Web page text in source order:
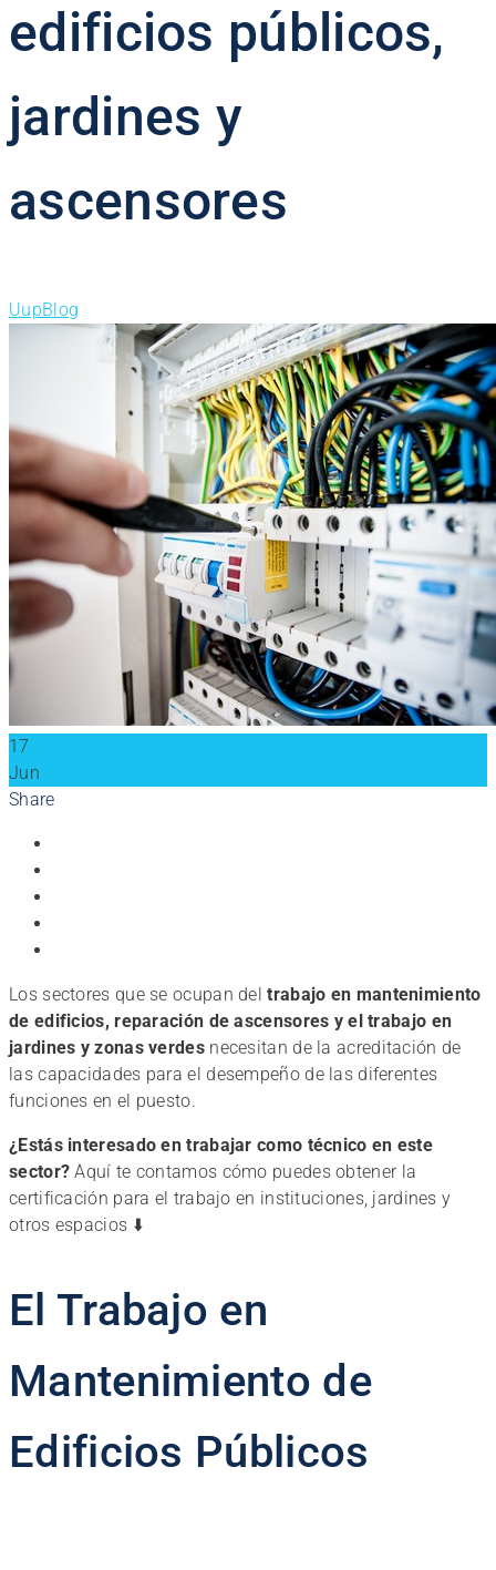
edificios públicos,
jardines y
ascensores
UupBlog
17
Jun
Share
Los sectores que se ocupan del trabajo en mantenimiento
de edificios, reparación de ascensores y el trabajo en
jardines y zonas verdesnecesitan de la acreditación de
las capacidades para el desempeño de las diferentes
funciones en el puesto.
¿Estás interesado en trabajar como técnico en este
sector? Aquí te contamos cómo puedes obtener la
certificación para el trabajo en instituciones, jardines y
otros espacios ⬇️
El Trabajo en
Mantenimiento de
Edificios Públicos